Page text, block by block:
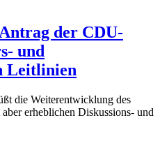
der CDU-
und
Leitlinien
die Weiterentwicklung des
erheblichen Diskussions- und